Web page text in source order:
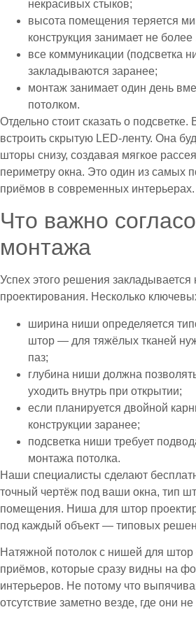
некрасивых стыков;
высота помещения теряется
конструкция занимает не
все коммуникации (подсветка
закладываются заранее;
монтаж занимает один день
потолком.
Отдельно стоит сказать о
встроить скрытую LED-ленту. Она
шторы снизу, создавая мягкое
периметру окна. Это один из самых
приёмов в современных интерьерах.
Что важно
монтажа
Успех этого решения закладывается
проектирования. Несколько
ширина ниши определяется
штор — для тяжёлых тканей
паз;
глубина ниши должна
уходить внутрь при открытии;
если планируется двойной
конструкции заранее;
подсветка ниши требует
монтажа потолка.
Наши специалисты сделают
точный чертёж под ваши окна, тип
помещения. Ниша для штор
под каждый объект — типовых
Натяжной потолок с нишей для штор
приёмов, которые сразу видны на
интерьеров. Не потому что
отсутствие заметно везде, где они